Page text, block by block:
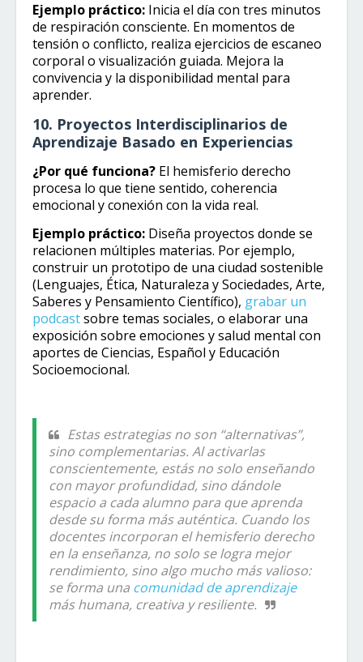
Ejemplo práctico: Inicia el día con tres minutos
de respiración consciente. En momentos de
tensión o conflicto, realiza ejercicios de escaneo
corporal o visualización guiada. Mejora la
convivencia y la disponibilidad mental para
aprender.
10. Proyectos Interdisciplinarios de
Aprendizaje Basado en Experiencias
¿Por qué funciona? El hemisferio derecho
procesa lo que tiene sentido, coherencia
emocional y conexión con la vida real.
Ejemplo práctico: Diseña proyectos donde se
relacionen múltiples materias. Por ejemplo,
construir un prototipo de una ciudad sostenible
(Lenguajes, Ética, Naturaleza y Sociedades, Arte,
Saberes y Pensamiento Científico), grabar un
podcastsobre temas sociales, o elaborar una
exposición sobre emociones y salud mental con
aportes de Ciencias, Español y Educación
Socioemocional.
Estas estrategias no son “alternativas”,
sino complementarias. Al activarlas
conscientemente, estás no solo enseñando
con mayor profundidad, sino dándole
espacio a cada alumno para que aprenda
desde su forma más auténtica. Cuando los
docentes incorporan el hemisferio derecho
en la enseñanza, no solo se logra mejor
rendimiento, sino algo mucho más valioso:
se forma una comunidad de aprendizaje
más humana, creativa y resiliente.